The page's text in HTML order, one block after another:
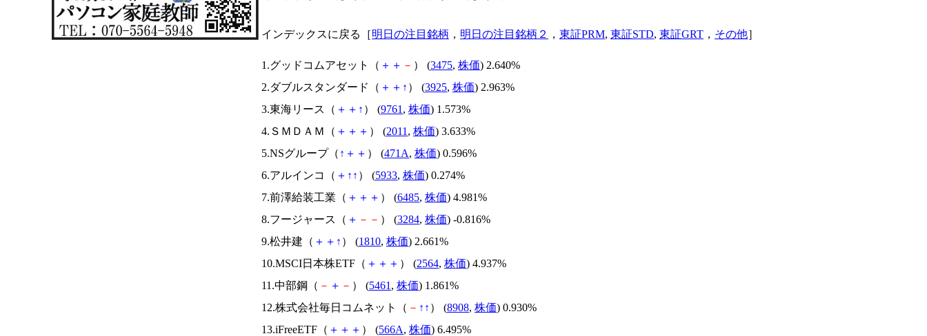
インデックスに戻る［明日の注目銘柄 ， 明日の注目銘柄２ ， 東証PRM, 東証STD, 東証GRT ， その他］
1.グッドコムアセット（ ＋ ＋ － ） (3475, 株価) 2.640%
2.ダブルスタンダード（ ＋ ＋ ↑ ） (3925, 株価) 2.963%
3.東海リース（ ＋ ＋ ↑ ） (9761 , 株価) 1.573%
4.ＳＭＤＡＭ（ ＋ ＋ ＋ ） (2011 , 株価) 3.633%
5.NSグループ（ ↑ ＋ ＋ ） (471A, 株価) 0.596%
6.アルインコ（ ＋ ↑ ↑ ） (5933, 株価) 0.274%
7.前澤給装工業（ ＋ ＋ ＋ ） (6485, 株価) 4.981%
8.フージャース（ ＋ － － ） (3284, 株価) -0.816%
9.松井建（ ＋ ＋ ↑ ） (1810, 株価) 2.661%
10.MSCI日本株ETF（ ＋ ＋ ＋ ） (2564, 株価) 4.937%
11.中部鋼（ － ＋ － ） (5461 , 株価) 1.861%
12.株式会社毎日コムネット（ － ↑ ↑ ） (8908, 株価) 0.930%
13.iFreeETF（ ＋ ＋ ＋ ） (566A, 株価) 6.495%